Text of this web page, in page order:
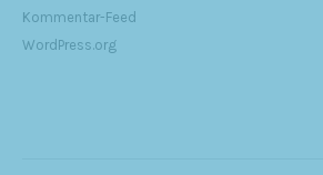
Kommentar-Feed
WordPress.org